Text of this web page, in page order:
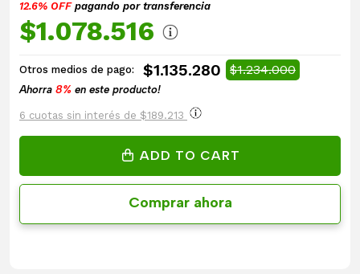
12.6% OFFpagando por transferencia
$1.078.516
Otros medios de pago: $1.135.280 $1.234.000
Ahorra 8% en este producto!
6 cuotas sin interés de $189.213
ADD TO CART
Comprar ahora